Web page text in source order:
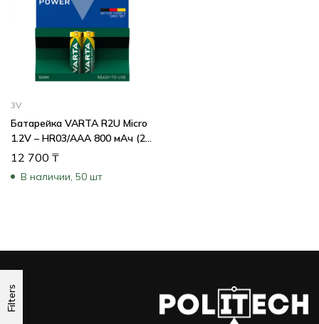
Filters
3V
Батарейка VARTA R2U Micro
1.2V – HR03/AAA 800 мАч (2
шт) 24903
12 700 ₸
В наличии, 50 шт